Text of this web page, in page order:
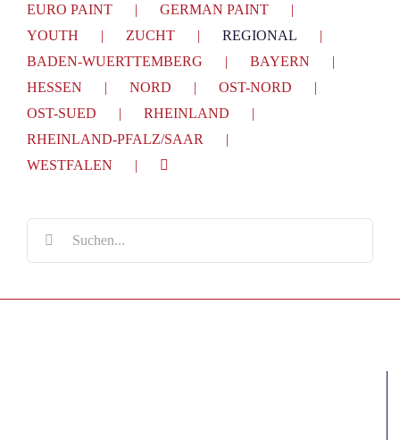
EURO PAINT
GERMAN PAINT
YOUTH
ZUCHT
REGIONAL
BADEN-WUERTTEMBERG
BAYERN
HESSEN
NORD
OST-NORD
OST-SUED
RHEINLAND
RHEINLAND-PFALZ/SAAR
WESTFALEN